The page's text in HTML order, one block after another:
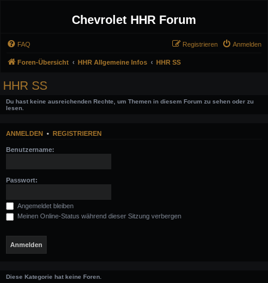
Chevrolet HHR Forum
FAQ Anmelden
Registrieren
Foren-Übersicht HHR Allgemeine Infos HHR SS
HHR SS
Du hast keine ausreichenden Rechte, um Themen in diesem Forum zu sehen oder zu
lesen.
ANMELDEN • REGISTRIEREN
Benutzername:
Passwort:
Angemeldet bleiben
Meinen Online-Status während dieser Sitzung verbergen
Diese Kategorie hat keine Foren.